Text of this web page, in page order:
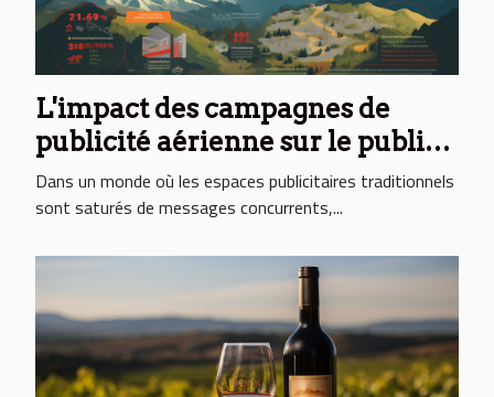
L'impact des campagnes de
publicité aérienne sur le public
cible
Dans un monde où les espaces publicitaires traditionnels
sont saturés de messages concurrents,...